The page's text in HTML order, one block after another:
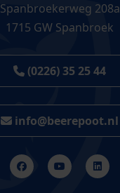
Spanbroekerweg 208a
1715 GW Spanbroek
(0226) 35 25 44
info@beerepoot.nl